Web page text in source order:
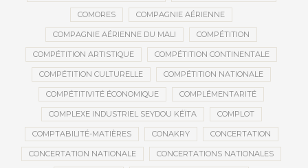
COMORES COMPAGNIE AÉRIENNE
COMPAGNIE AÉRIENNE DU MALI COMPÉTITION
COMPÉTITION ARTISTIQUE COMPÉTITION CONTINENTALE
COMPÉTITION CULTURELLE COMPÉTITION NATIONALE
COMPÉTITIVITÉ ÉCONOMIQUE COMPLÉMENTARITÉ
COMPLEXE INDUSTRIEL SEYDOU KÉÏTA COMPLOT
COMPTABILITÉ-MATIÈRES CONAKRY CONCERTATION
CONCERTATION NATIONALE CONCERTATIONS NATIONALES